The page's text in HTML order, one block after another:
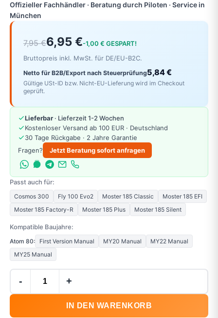
Offizieller Fachhändler · Beratung durch Piloten · Service in
München
7,95 €6,95 €-1,00 € GESPART!
Bruttopreis inkl. MwSt. für DE/EU-B2C.
Netto für B2B/Export nach Steuerprüfung5,84 €
Gültige USt-ID bzw. Nicht-EU-Lieferung wird im Checkout
geprüft.
Lieferbar · Lieferzeit 1-2 Wochen
Kostenloser Versand ab 100 EUR · Deutschland
30 Tage Rückgabe · 2 Jahre Garantie
Fragen?
Jetzt Beratung sofort anfragen
Passt auch für:
Cosmos 300 Fly 100 Evo2 Moster 185 Classic
Moster 185 EFI
Moster 185 Factory-R
Moster 185 Plus Moster 185 Silent
Kompatible Baujahre:
Atom 80: First Version Manual MY20 Manual
MY22 Manual
MY25 Manual
- +
IN DEN WARENKORB